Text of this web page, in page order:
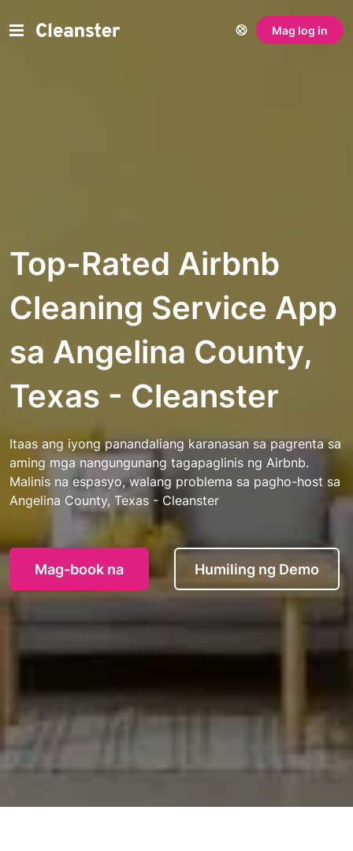
Mag log in
Top-Rated Airbnb
Cleaning Service App
sa Angelina County,
Texas - Cleanster
Itaas ang iyong panandaliang karanasan sa pagrenta sa
aming mga nangungunang tagapaglinis ng Airbnb.
Malinis na espasyo, walang problema sa pagho-host sa
Angelina County, Texas - Cleanster
Mag-book na Humiling ng Demo